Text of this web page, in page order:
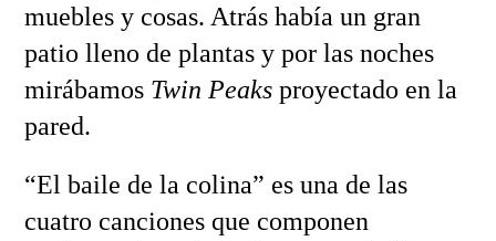
muebles y cosas. Atrás había un gran
patio lleno de plantas y por las noches
mirábamos Twin Peaksproyectado en la
pared.
“El baile de la colina” es una de las
cuatro canciones que componen